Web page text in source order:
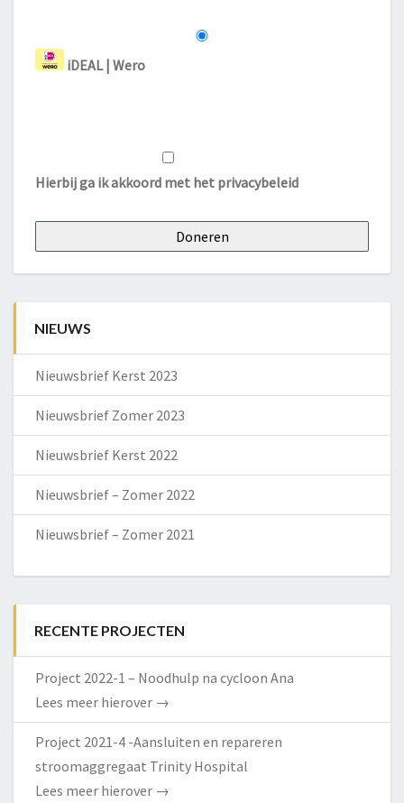
iDEAL | Wero
Hierbij ga ik akkoord met het privacybeleid
NIEUWS
Nieuwsbrief Kerst 2023
Nieuwsbrief Zomer 2023
Nieuwsbrief Kerst 2022
Nieuwsbrief – Zomer 2022
Nieuwsbrief – Zomer 2021
RECENTE PROJECTEN
Project 2022-1 – Noodhulp na cycloon Ana
Lees meer hierover →
Project 2021-4 -Aansluiten en repareren
stroomaggregaat Trinity Hospital
Lees meer hierover →